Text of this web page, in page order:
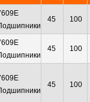
45 100
45 100
45 100